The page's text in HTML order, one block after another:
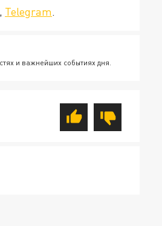
, Telegram.
и важнейших событиях дня.